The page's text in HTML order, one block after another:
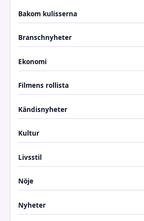
Bakom kulisserna
Branschnyheter
Ekonomi
Filmens rollista
Kändisnyheter
Kultur
Livsstil
Nöje
Nyheter